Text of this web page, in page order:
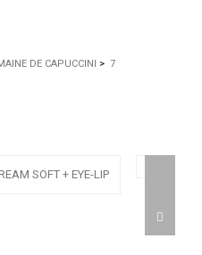
DE CAPUCCINI > 7